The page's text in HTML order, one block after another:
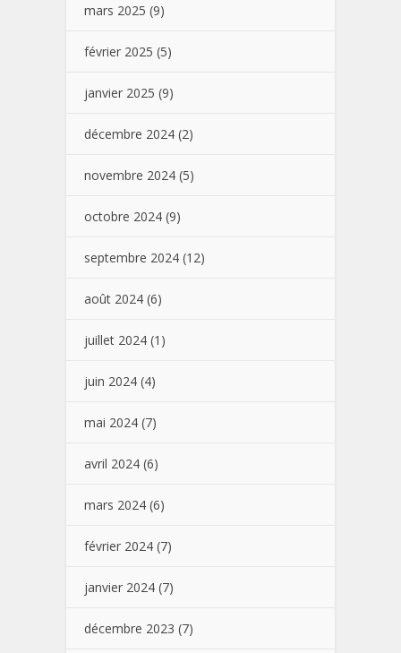
mars 2025 (9)
février 2025 (5)
janvier 2025 (9)
décembre 2024 (2)
novembre 2024 (5)
octobre 2024 (9)
septembre 2024 (12)
août 2024 (6)
juillet 2024 (1)
juin 2024 (4)
mai 2024 (7)
avril 2024 (6)
mars 2024 (6)
février 2024 (7)
janvier 2024 (7)
décembre 2023 (7)